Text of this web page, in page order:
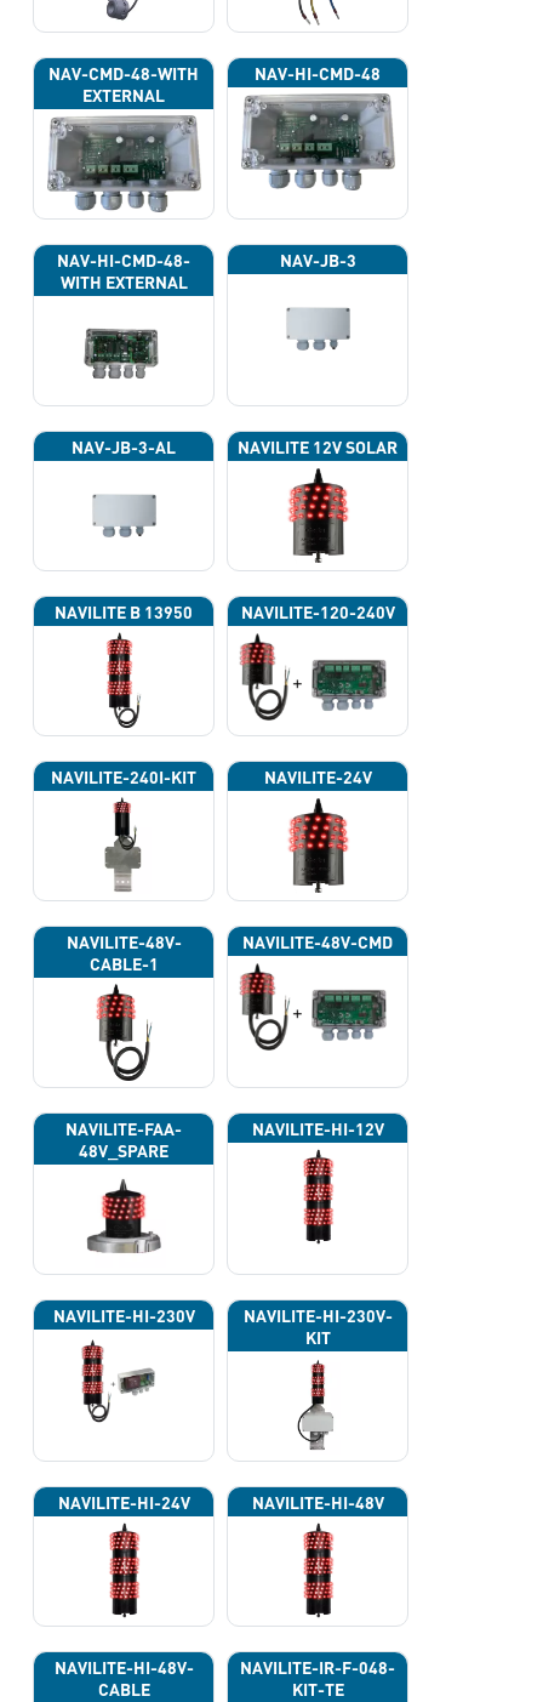
NAV-CMD-48-WITH
EXTERNAL
PHOTOCELL 13133
NAV-HI-CMD-48
NAV-HI-CMD-48-
WITH EXTERNAL
PHOTOCELL 13133
NAV-JB-3
NAV-JB-3-AL NAVILITE 12V SOLAR
NAVILITE B 13950 NAVILITE-120-240V
NAVILITE-240I-KIT NAVILITE-24V
NAVILITE-48V-
CABLE-1
NAVILITE-48V-CMD
NAVILITE-FAA-
48V_SPARE
NAVILITE-HI-12V
NAVILITE-HI-230V
NAVILITE-HI-230V-
KIT
NAVILITE-HI-24V NAVILITE-HI-48V
NAVILITE-HI-48V-
CABLE
NAVILITE-IR-F-048-
KIT-TE